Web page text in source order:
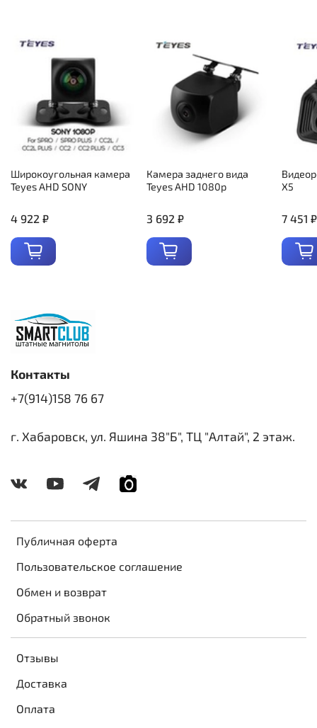
Широкоугольная камера
Teyes AHD SONY
4 922 ₽
Камера заднего вида
Teyes AHD 1080p
3 692 ₽
X5
7 451 ₽
Публичная оферта
Пользовательское соглашение
Обмен и возврат
Обратный звонок
Отзывы
Доставка
Оплата
Контакты
+7(914)158 76 67
г. Хабаровск, ул. Яшина 38"Б", ТЦ "Алтай", 2 этаж.